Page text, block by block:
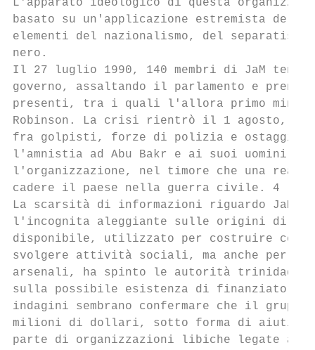
L'apparato ideologico di questa
basato su un'applicazione estremista del
elementi del nazionalismo, del separatismo
nero.
Il 27 luglio 1990, 140 membri di JaM
governo, assaltando il parlamento e
presenti, tra i quali l'allora primo ministro
Robinson. La crisi rientrò il 1 agosto,
fra golpisti, forze di polizia e ostaggi.
l'amnistia ad Abu Bakr e ai suoi uomini,
l'organizzazione, nel timore che una
cadere il paese nella guerra civile. 4
La scarsità di informazioni riguardo JaM,
l'incognita aleggiante sulle origini di
disponibile, utilizzato per costruire
svolgere attività sociali, ma anche per
arsenali, ha spinto le autorità
sulla possibile esistenza di finanziatori
indagini sembrano confermare che il
milioni di dollari, sotto forma di aiuti e
parte di organizzazioni libiche legate a